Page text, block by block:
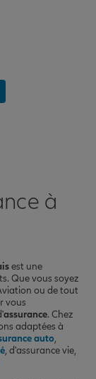
à
est une
Que vous soyez
ou de tout
vous
assurance. Chez
adaptées à
auto,
, d'assurance vie,